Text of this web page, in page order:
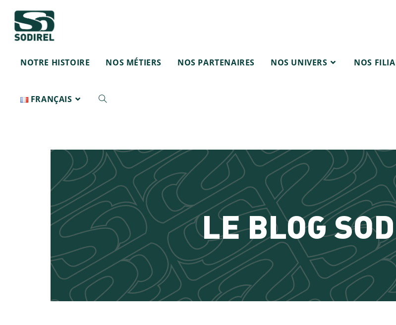
NOTRE HISTOIRE NOS MÉTIERS NOS PARTENAIRES NOS UNIVERS NOS
FRANÇAIS
LE BLOG